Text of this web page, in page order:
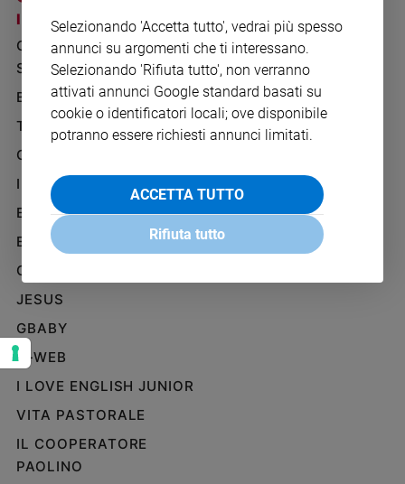
Società
e
valori
Ambiente
Creato
Volontariato
Aziende
di
valore
della
settimana
Migranti
Diversità
e
inclusione
Cultura
e
I SITI SAN PAOLO
GRUPPO EDITORIALE
SAN PAOLO
BENESSERE
TELENOVA
GAZZETTA D'ALBA
IL GIORNALINO
EDICOLA SAN PAOLO
EDIZIONI SAN PAOLO
CREDERE
JESUS
GBABY
G-WEB
I LOVE ENGLISH JUNIOR
VITA PASTORALE
IL COOPERATORE
PAOLINO
NOTE LEGALI
PRIVACY POLICY
INFORMATIVA
WHISTLEBLOWING
SOCIAL
Selezionando 'Accetta tutto', vedrai più spesso
annunci su argomenti che ti interessano.
Selezionando 'Rifiuta tutto', non verranno
attivati annunci Google standard basati su
cookie o identificatori locali; ove disponibile
potranno essere richiesti annunci limitati.
ACCETTA TUTTO
Rifiuta tutto